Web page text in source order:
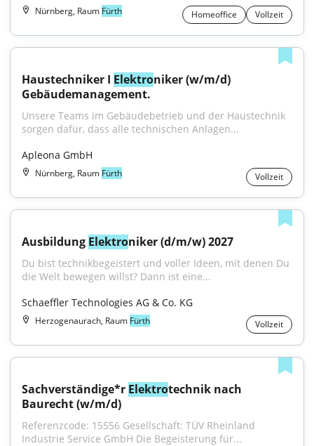
Nürnberg, Raum Fürth Homeoffice Vollzeit
Haustechniker I Elektroniker (w/m/d)
Gebäudemanagement.
Unsere Teams im Gebäudebetrieb und der Haustechnik
sorgen dafür, dass alle technischen Anlagen...
Apleona GmbH
Nürnberg, Raum Fürth Vollzeit
Ausbildung Elektroniker (d/m/w) 2027
Du bist technikbegeistert und voller Ideen, mit denen Du
die Welt bewegen willst? Dann ist eine...
Schaeffler Technologies AG & Co. KG
Herzogenaurach, Raum Fürth Vollzeit
Sachverständige*r Elektrotechnik nach
Baurecht (w/m/d)
Referenzcode: 15556 Gesellschaft: TÜV Rheinland
Industrie Service GmbH Die Begeisterung für...